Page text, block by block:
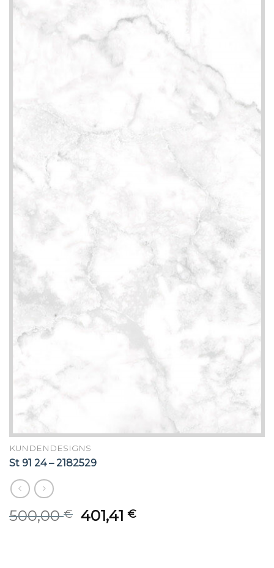
KUNDENDESIGNS
St 91 24 – 2182529
500,00€ Original
price
401,41€Current